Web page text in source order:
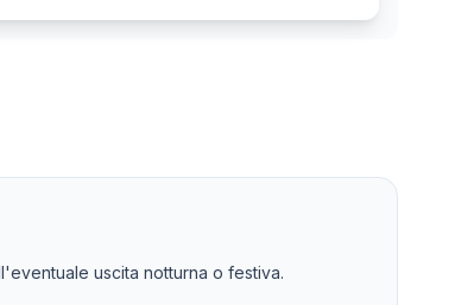
uscita notturna o festiva.